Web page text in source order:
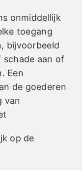
onmiddellijk
toegang
bijvoorbeeld
schade aan of
Een
de goederen
van
op de